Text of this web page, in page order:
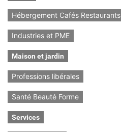
Hébergement Cafés Restaurants
Industries et PME
Maison et jardin
Professions libérales
Santé Beauté Forme
Services